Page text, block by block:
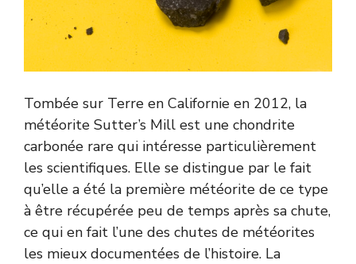
Tombée sur Terre en Californie en 2012, la
météorite Sutter’s Mill est une chondrite
carbonée rare qui intéresse particulièrement
les scientifiques. Elle se distingue par le fait
qu’elle a été la première météorite de ce type
à être récupérée peu de temps après sa chute,
ce qui en fait l’une des chutes de météorites
les mieux documentées de l’histoire. La